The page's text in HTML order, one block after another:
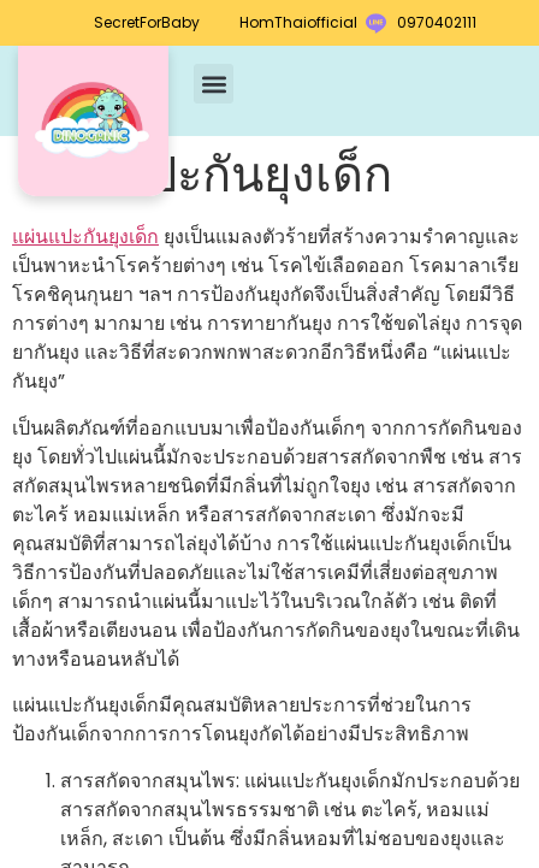
SecretForBaby HomThaiofficial 0970402111
แผ่นแปะกันยุงเด็ก
แผ่นแปะกันยุงเด็ก ยุงเป็นแมลงตัวร้ายที่สร้างความรำคาญและ
เป็นพาหะนำโรคร้ายต่างๆ เช่น โรคไข้เลือดออก โรคมาลาเรีย
โรคชิคุนกุนยา ฯลฯ การป้องกันยุงกัดจึงเป็นสิ่งสำคัญ โดยมีวิธี
การต่างๆ มากมาย เช่น การทายากันยุง การใช้ขดไล่ยุง การจุด
ยากันยุง และวิธีที่สะดวกพกพาสะดวกอีกวิธีหนึ่งคือ “แผ่นแปะ
กันยุง”
เป็นผลิตภัณฑ์ที่ออกแบบมาเพื่อป้องกันเด็กๆ จากการกัดกินของ
ยุง โดยทั่วไปแผ่นนี้มักจะประกอบด้วยสารสกัดจากพืช เช่น สาร
สกัดสมุนไพรหลายชนิดที่มีกลิ่นที่ไม่ถูกใจยุง เช่น สารสกัดจาก
ตะไคร้ หอมแม่เหล็ก หรือสารสกัดจากสะเดา ซึ่งมักจะมี
คุณสมบัติที่สามารถไล่ยุงได้บ้าง การใช้แผ่นแปะกันยุงเด็กเป็น
วิธีการป้องกันที่ปลอดภัยและไม่ใช้สารเคมีที่เสี่ยงต่อสุขภาพ
เด็กๆ สามารถนำแผ่นนี้มาแปะไว้ในบริเวณใกล้ตัว เช่น ติดที่
เสื้อผ้าหรือเตียงนอน เพื่อป้องกันการกัดกินของยุงในขณะที่เดิน
ทางหรือนอนหลับได้
แผ่นแปะกันยุงเด็กมีคุณสมบัติหลายประการที่ช่วยในการ
ป้องกันเด็กจากการการโดนยุงกัดได้อย่างมีประสิทธิภาพ
สารสกัดจากสมุนไพร: แผ่นแปะกันยุงเด็กมักประกอบด้วย
สารสกัดจากสมุนไพรธรรมชาติ เช่น ตะไคร้, หอมแม่
เหล็ก, สะเดา เป็นต้น ซึ่งมีกลิ่นหอมที่ไม่ชอบของยุงและ